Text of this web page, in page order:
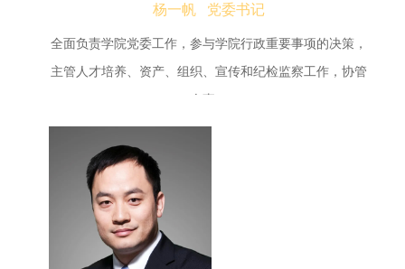
杨一帆 党委书记
全面负责学院党委工作，参与学院行政重要事项的决策，
主管人才培养、资产、组织、宣传和纪检监察工作，协管
人事。